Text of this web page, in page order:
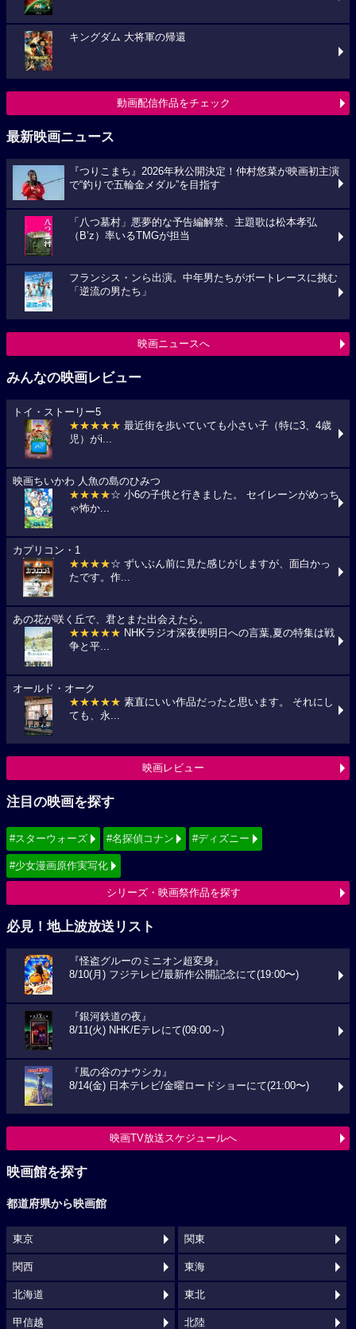
キングダム 大将軍の帰還
動画配信作品をチェック
最新映画ニュース
『つりこまち』2026年秋公開決定！仲村悠菜が映画初主演
で“釣りで五輪金メダル”を目指す
「八つ墓村」悪夢的な予告編解禁、主題歌は松本孝弘
（B’z）率いるTMGが担当
フランシス・ンら出演。中年男たちがボートレースに挑む
「逆流の男たち」
映画ニュースへ
みんなの映画レビュー
トイ・ストーリー5
★★★★★ 最近街を歩いていても小さい子（特に3、4歳
児）がi...
映画ちいかわ 人魚の島のひみつ
★★★★☆ 小6の子供と行きました。 セイレーンがめっち
ゃ怖か...
カプリコン・1
★★★★☆ ずいぶん前に見た感じがしますが、面白かっ
たです。作...
あの花が咲く丘で、君とまた出会えたら。
★★★★★ NHKラジオ深夜便明日への言葉,夏の特集は戦
争と平...
オールド・オーク
★★★★★ 素直にいい作品だったと思います。 それにし
ても、永...
映画レビュー
注目の映画を探す
#スターウォーズ #名探偵コナン #ディズニー
#少女漫画原作実写化
シリーズ・映画祭作品を探す
必見！地上波放送リスト
『怪盗グルーのミニオン超変身』
8/10(月) フジテレビ/最新作公開記念にて(19:00〜)
『銀河鉄道の夜』
8/11(火) NHK/Eテレにて(09:00～)
『風の谷のナウシカ』
8/14(金) 日本テレビ/金曜ロードショーにて(21:00〜)
映画TV放送スケジュールへ
映画館を探す
都道府県から映画館
東京 関東
関西 東海
北海道 東北
甲信越 北陸